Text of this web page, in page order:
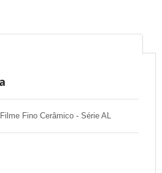
Fino Cerâmico - Série AL